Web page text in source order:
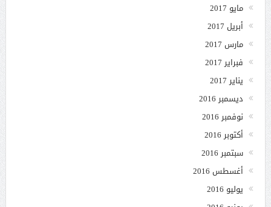
مايو 2017
أبريل 2017
مارس 2017
فبراير 2017
يناير 2017
ديسمبر 2016
نوفمبر 2016
أكتوبر 2016
سبتمبر 2016
أغسطس 2016
يوليو 2016